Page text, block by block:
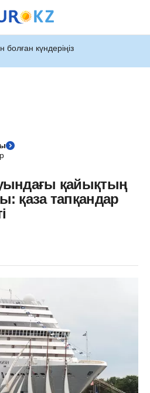
болған күндеріңіз
қайықтың
қаза тапқандар